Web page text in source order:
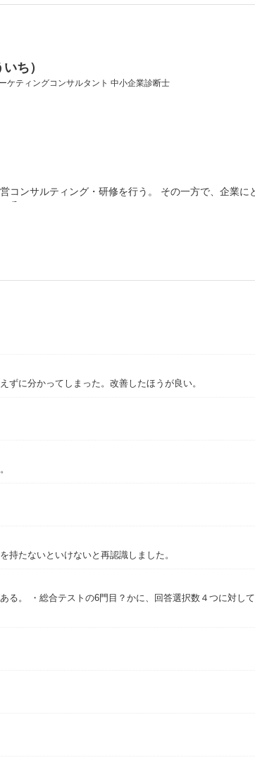
ち）
ケティングコンサルタント 中小企業診断士
コンサルティング・研修を行う。 その一方で、企業に
る。
ます。
からこそできる、実践的な研修・講演を提供しており
exec/...
かせ！
答集
ら見たICT経営
に分かってしまった。改善したほうが良い。
持たないといけないと再認識しました。
る。 ・総合テストの6門目？かに、回答選択数４つに対し